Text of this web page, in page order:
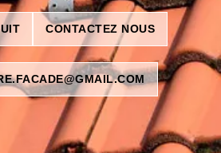
CONTACTEZ NOUS